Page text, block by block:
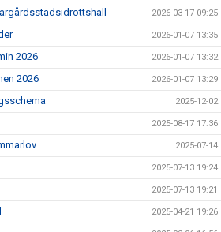
2026-03-17 09:25
2026-01-07 13:35
2026 2026-01-07 13:32
2026 2026-01-07 13:29
2025-12-02
2025-08-17 17:36
2025-07-14
2025-07-13 19:24
2025-07-13 19:21
2025-04-21 19:26